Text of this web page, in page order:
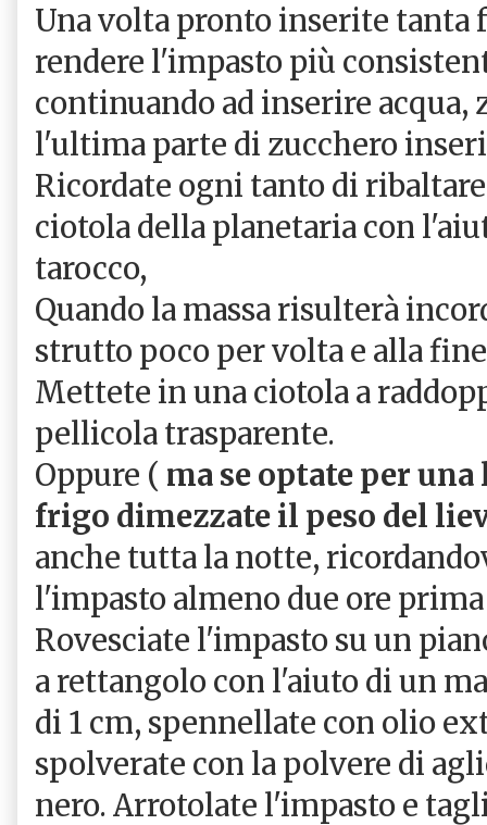
Una volta pronto inserite tanta
rendere l'impasto più
continuando ad inserire acqua,
l'ultima parte di zucchero
Ricordate ogni tanto di
ciotola della planetaria con
tarocco,
Quando la massa risulterà
strutto poco per volta e alla
Mettete in una ciotola a
pellicola trasparente.
Oppure ( ma se optate per
frigo dimezzate il peso del
anche tutta la notte,
l'impasto almeno due ore
Rovesciate l'impasto su un
a rettangolo con l'aiuto di un
di 1 cm, spennellate con olio
spolverate con la polvere di
nero. Arrotolate l'impasto e